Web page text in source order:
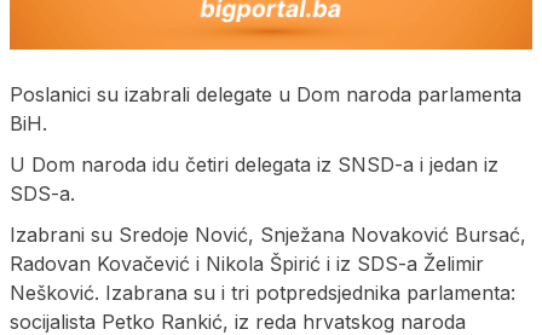
Poslanici su izabrali delegate u Dom naroda parlamenta
BiH.
U Dom naroda idu četiri delegata iz SNSD-a i jedan iz
SDS-a.
Izabrani su Sredoje Nović, Snježana Novaković Bursać,
Radovan Kovačević i Nikola Špirić i iz SDS-a Želimir
Nešković. Izabrana su i tri potpredsjednika parlamenta:
socijalista Petko Rankić, iz reda hrvatskog naroda